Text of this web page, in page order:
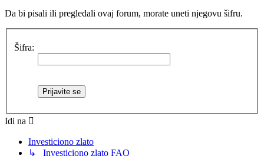
Da bi pisali ili pregledali ovaj forum, morate uneti njegovu šifru.
Šifra:
Idi na
Investiciono zlato
↳ Investiciono zlato FAQ